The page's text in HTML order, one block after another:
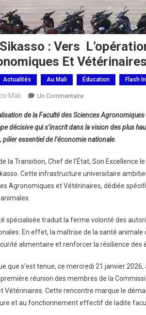
: Vers
Et Vétérinaires
Actualités Au Mali Éducation Flash
Mali Un CommentaireSur
De
Sikasso :
Vers
De
La
Faculté
Agronomiques
Et
Vétérinaires
de la Faculté des Sciences
décisive qui s’inscrit dans la vision des plus
pilier essentiel de l’économie nationale.
la Transition, Chef de l’État, Son Excellence
Cette infrastructure universitaire
Agronomiques et Vétérinaires, dédiée
spécialisée traduit la ferme volonté des
En effet, la maîtrise de la santé
alimentaire et renforcer la résilience des
que s’est tenue, ce mercredi 21 janvier
réunion des membres de la
Vétérinaires. Cette rencontre marque le
et au fonctionnement effectif de ladite